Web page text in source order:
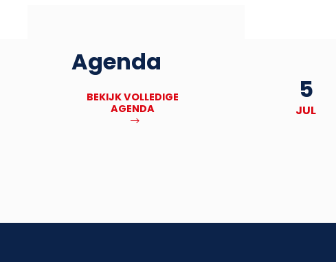
Agenda
BEKIJK VOLLEDIGE
AGENDA
Deadline Bronbankpraet 5
JUL